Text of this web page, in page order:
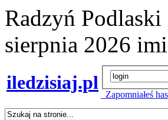
Radzyń
sierpnia 2026
iledzisiaj.pl
Zapomniałeś